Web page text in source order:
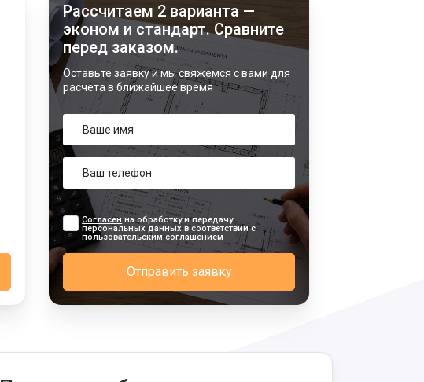
Рассчитаем 2 варианта —
эконом и стандарт. Сравните
перед заказом.
Оставьте заявку и мы свяжемся с вами для
расчета в ближайшее время
Согласенна обработку и передачу
персональных данных в соответствии с
пользовательским соглашением
Отправить заявку